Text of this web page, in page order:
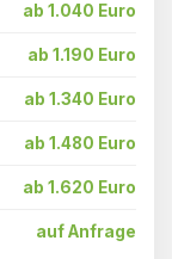
ab 1.040 Euro
ab 1.190 Euro
ab 1.340 Euro
ab 1.480 Euro
ab 1.620 Euro
auf Anfrage